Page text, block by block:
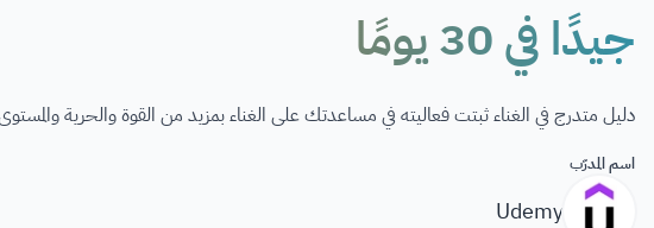
جيدًا في 30 يومًا
دليل متدرج في الغناء ثبتت فعاليته في مساعدتك على الغناء بمزيد من القوة والحرية
اسم المدرّب
Udemy